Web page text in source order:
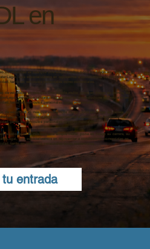
en
de velocidad es más que una simple multa: pone en riesgo su carrera, su
Legal, nos especializamos en representar a conductores comerciales en
tanto en vehículos personales como comerciales.
de velocidad es más que una simple multa: pone en riesgo su carrera, su
Legal, nos especializamos en representar a conductores comerciales en
tanto en vehículos personales como comerciales.
de velocidad es más que una simple multa: pone en riesgo su carrera, su
Legal, nos especializamos en representar a conductores comerciales en
tanto en vehículos personales como comerciales.
de velocidad es más que una simple multa: pone en riesgo su carrera, su
Legal, nos especializamos en representar a conductores comerciales en
tanto en vehículos personales como comerciales.
tu entrada